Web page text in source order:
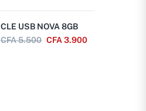
CLE USB NOVA 8GB
CFA5.500 CFA3.900